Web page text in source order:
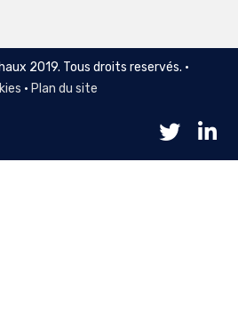
2019. Tous droits reservés. •
• Plan du site